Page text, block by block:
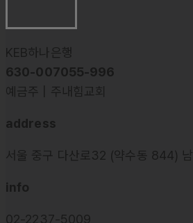
KEB하나은행
630-007055-996
예금주 | 주내힘교회
address
서울 중구 다산로32 (약수동 844)
info
02-2237-5009